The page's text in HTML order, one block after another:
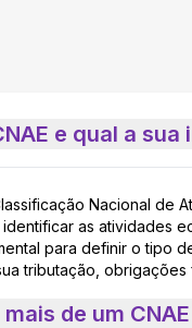
e qual a sua
Nacional de
as atividades
para definir o tipo
tributação, obrigações
de um